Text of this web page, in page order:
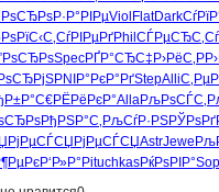
Р·Р°РІРµViolFlatDark
РѕРїС‹С‚ СѓРІРµРґPhilСЃРµСЂС‚
SpecРҐР°СЂС‡Р›РёС‚Р
SPNIР°РєР°РґStepAlli
РЁРёРєР°AllaРљРѕСЃС‚
РђРЅР°С‚ РљСѓР·РЅ
РјРµСЃСЏРјРµСЃСЏAstrJewe
Р‘Р»Р°РіtuchkasРќРѕРІР°